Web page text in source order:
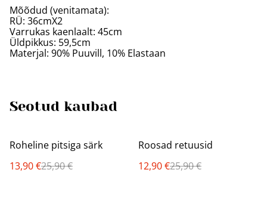
Mõõdud (venitamata):
RÜ: 36cmX2
Varrukas kaenlaalt: 45cm
Üldpikkus: 59,5cm
Materjal: 90% Puuvill, 10% Elastaan
Seotud kaubad
%
Roheline pitsiga särk
13,90 €25,90 €
%
Roosad retuusid
12,90 €25,90 €